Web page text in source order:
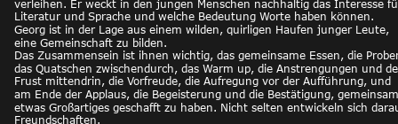
verleihen. Er weckt in den jungen Menschen nachhaltig das Interesse
Literatur und Sprache und welche Bedeutung Worte haben können.
Georg ist in der Lage aus einem wilden, quirligen Haufen junger Leute,
eine Gemeinschaft zu bilden.
Das Zusammensein ist ihnen wichtig, das gemeinsame Essen, die
das Quatschen zwischendurch, das Warm up, die Anstrengungen und
Frust mittendrin, die Vorfreude, die Aufregung vor der Aufführung, und
am Ende der Applaus, die Begeisterung und die Bestätigung,
etwas Großartiges geschafft zu haben. Nicht selten entwickeln sich
Freundschaften.